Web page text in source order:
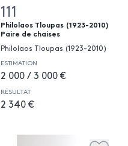
111
Philolaos Tloupas (1923-2010)
Paire de chaises
Philolaos Tloupas (1923-2010)
ESTIMATION
2 000 / 3 000 €
RÉSULTAT
2 340 €